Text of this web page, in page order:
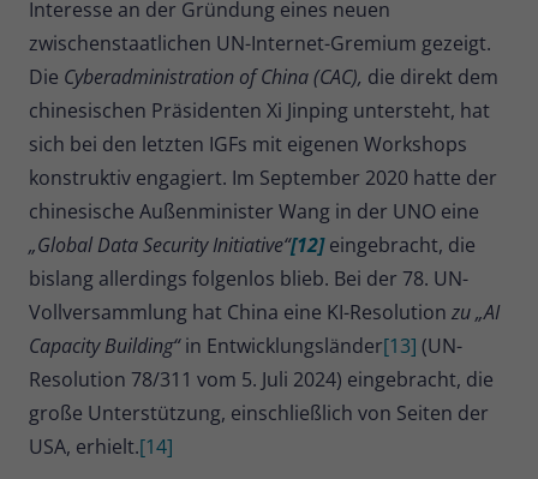
Interesse an der Gründung eines neuen
zwischenstaatlichen UN-Internet-Gremium gezeigt.
Die Cyberadministration of China (CAC), die direkt dem
chinesischen Präsidenten Xi Jinping untersteht, hat
sich bei den letzten IGFs mit eigenen Workshops
konstruktiv engagiert. Im September 2020 hatte der
chinesische Außenminister Wang in der UNO eine
„Global Data Security Initiative“[12] eingebracht, die
bislang allerdings folgenlos blieb. Bei der 78. UN-
Vollversammlung hat China eine KI-Resolution zu „AI
Capacity Building“in Entwicklungsländer[13] (UN-
Resolution 78/311 vom 5. Juli 2024) eingebracht, die
große Unterstützung, einschließlich von Seiten der
USA, erhielt.[14]